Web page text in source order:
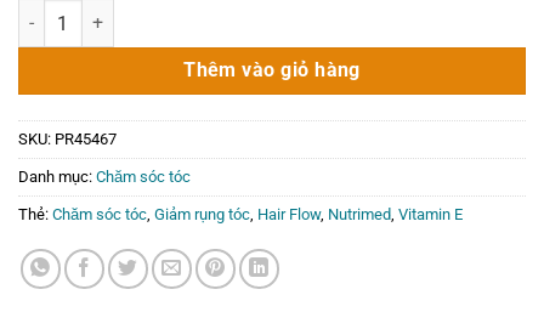
Hair Flow Nutrimed 60 viên - Viên uống ngăn rụng tóc số lượng
Thêm vào giỏ hàng
SKU: PR45467
Danh mục: Chăm sóc tóc
Thẻ: Chăm sóc tóc, Giảm rụng tóc, Hair Flow, Nutrimed, Vitamin E